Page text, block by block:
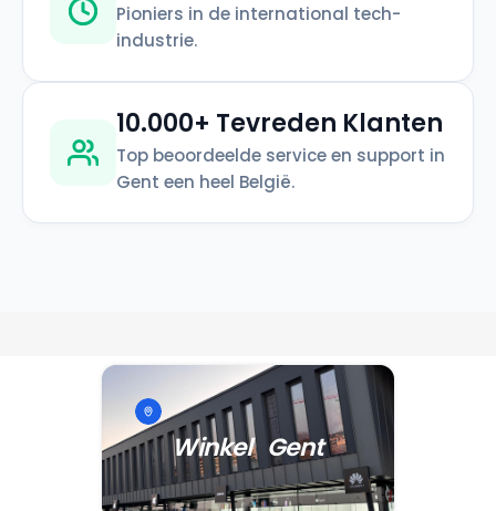
Pioniers in de international tech-
industrie.
10.000+ Tevreden Klanten
Top beoordeelde service en support in
Gent een heel België.
Winkel Gent